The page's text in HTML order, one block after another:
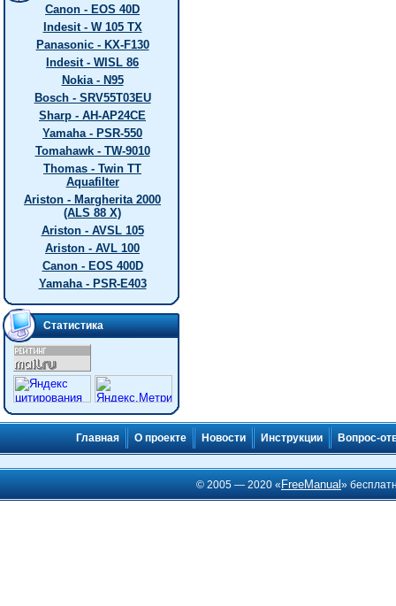
Canon - EOS 40D
Indesit - W 105 TX
Panasonic - KX-F130
Indesit - WISL 86
Nokia - N95
Bosch - SRV55T03EU
Sharp - AH-AP24CE
Yamaha - PSR-550
Tomahawk - TW-9010
Thomas - Twin TT
Aquafilter
Ariston - Margherita 2000
(ALS 88 X)
Ariston - AVSL 105
Ariston - AVL 100
Canon - EOS 400D
Yamaha - PSR-E403
Статистика
Главная О проекте Новости Инструкции Вопрос-
© 2005 — 2020 « FreeManual»